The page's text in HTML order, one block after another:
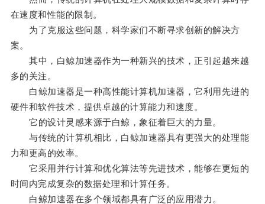
在速度和性能的限制。
为了克服这些问题，科学家们不断寻求创新的解决方
案。
其中，白鲸加速器作为一种新兴的技术，正引起越来越
多的关注。
白鲸加速器是一种高性能计算机加速器，它利用先进的
硬件和软件技术，提供卓越的计算能力和速度。
它的设计灵感来源于白鲸，象征着巨大的力量。
与传统的计算机相比，白鲸加速器具有更强大的处理能
力和更高的效率。
它采用并行计算和优化算法等先进技术，能够在更短的
时间内完成复杂的数据处理和计算任务。
白鲸加速器在多个领域都具有广泛的应用潜力。